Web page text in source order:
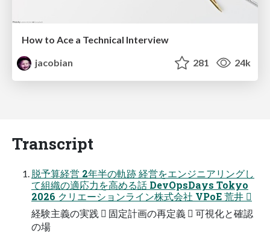
How to Ace a Technical Interview
jacobian
281 24k
Transcript
脱予算経営 2年半の軌跡 経営をエンジニアリングし
て組織の適応⼒を⾼める話 DevOpsDays Tokyo
2026 クリエーションライン株式会社 VPoE 荒井 
経験主義の実践  固定計画の再定義  可視化と確認
の場